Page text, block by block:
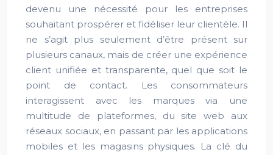
devenu une nécessité pour les entreprises
souhaitant prospérer et fidéliser leur clientèle. Il
ne s’agit plus seulement d’être présent sur
plusieurs canaux, mais de créer une expérience
client unifiée et transparente, quel que soit le
point de contact. Les consommateurs
interagissent avec les marques via une
multitude de plateformes, du site web aux
réseaux sociaux, en passant par les applications
mobiles et les magasins physiques. La clé du